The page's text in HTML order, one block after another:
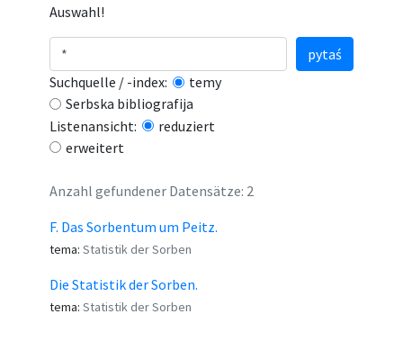
Auswahl!
Suchquelle / -index:
temy
Serbska bibliografija
Listenansicht:
reduziert
erweitert
pytaś
Anzahl gefundener Datensätze: 2
F. Das Sorbentum um Peitz.
tema: Statistik der Sorben
Die Statistik der Sorben.
tema: Statistik der Sorben